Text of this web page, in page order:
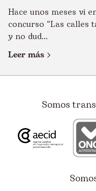
Hace unos meses vi
concurso “Las calles
y no dud...
Leer más
Somos